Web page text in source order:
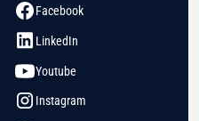
Facebook
LinkedIn
Youtube
Instagram